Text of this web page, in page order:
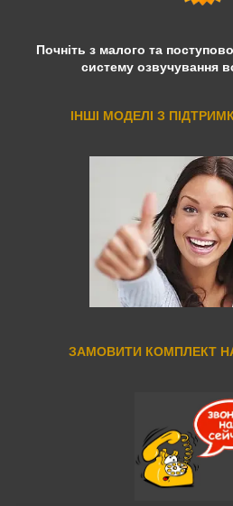
Почніть з малого та
систему озвучування
ІНШІ МОДЕЛІ З
ЗАМОВИТИ КОМПЛЕКТ